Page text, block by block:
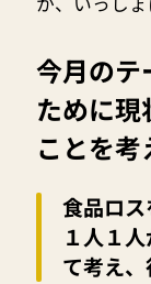
今月のテ
ために現
ことを
食品ロ
１人１
て考え